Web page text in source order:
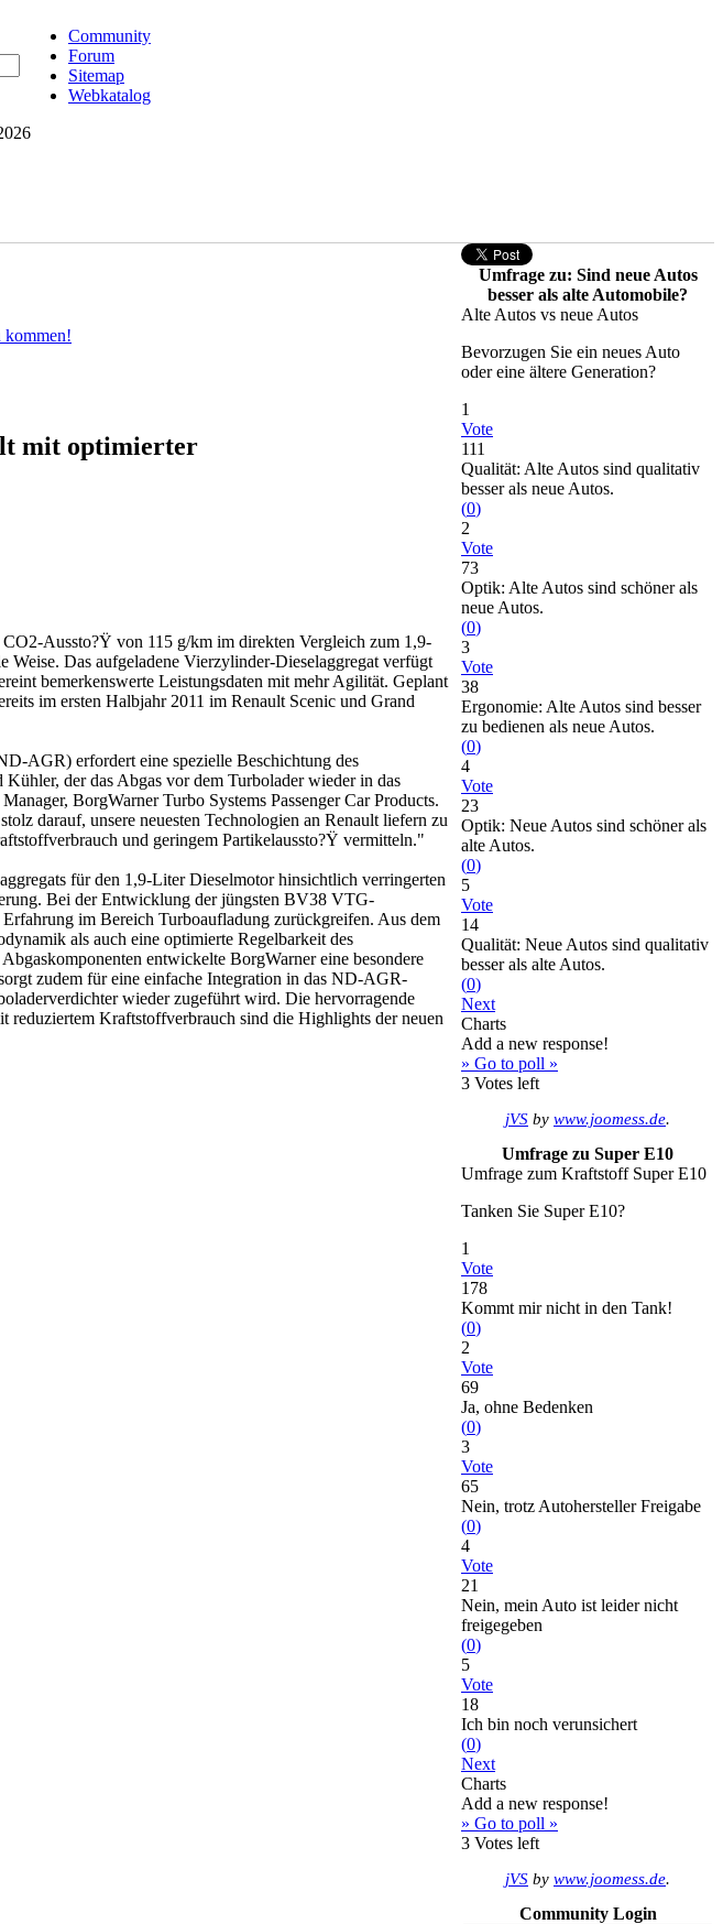
Community
Forum
Sitemap
Webkatalog
kommen!
mit optimierter
Aussto?Ÿ von 115 g/km im direkten Vergleich zum 1,9-
Das aufgeladene Vierzylinder-Dieselaggregat verfügt
bemerkenswerte Leistungsdaten mit mehr Agilität. Geplant
im ersten Halbjahr 2011 im Renault Scenic und Grand
AGR) erfordert eine spezielle Beschichtung des
der das Abgas vor dem Turbolader wieder in das
BorgWarner Turbo Systems Passenger Car Products.
darauf, unsere neuesten Technologien an Renault liefern zu
und geringem Partikelaussto?Ÿ vermitteln."
für den 1,9-Liter Dieselmotor hinsichtlich verringerten
Bei der Entwicklung der jüngsten BV38 VTG-
im Bereich Turboaufladung zurückgreifen. Aus dem
als auch eine optimierte Regelbarkeit des
entwickelte BorgWarner eine besondere
zudem für eine einfache Integration in das ND-AGR-
wieder zugeführt wird. Die hervorragende
reduziertem Kraftstoffverbrauch sind die Highlights der neuen
Umfrage zu: Sind neue Autos
besser als alte Automobile?
Alte Autos vs neue Autos
Bevorzugen Sie ein neues Auto
oder eine ältere Generation?
1
Vote
111
Qualität: Alte Autos sind qualitativ
besser als neue Autos.
(0)
2
Vote
73
Optik: Alte Autos sind schöner als
neue Autos.
(0)
3
Vote
38
Ergonomie: Alte Autos sind besser
zu bedienen als neue Autos.
(0)
4
Vote
23
Optik: Neue Autos sind schöner als
alte Autos.
(0)
5
Vote
14
Qualität: Neue Autos sind qualitativ
besser als alte Autos.
(0)
Next
Charts
Add a new response!
» Go to poll »
3 Votes left
jVS by www.joomess.de.
Umfrage zu Super E10
Umfrage zum Kraftstoff Super E10
Tanken Sie Super E10?
1
Vote
178
Kommt mir nicht in den Tank!
(0)
2
Vote
69
Ja, ohne Bedenken
(0)
3
Vote
65
Nein, trotz Autohersteller Freigabe
(0)
4
Vote
21
Nein, mein Auto ist leider nicht
freigegeben
(0)
5
Vote
18
Ich bin noch verunsichert
(0)
Next
Charts
Add a new response!
» Go to poll »
3 Votes left
jVS by www.joomess.de.
Community Login